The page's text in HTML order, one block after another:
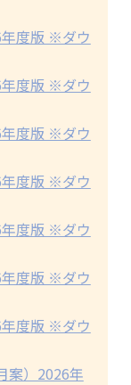
年度版 ※ダウ
年度版 ※ダウ
年度版 ※ダウ
年度版 ※ダウ
年度版 ※ダウ
年度版 ※ダウ
年度版 ※ダウ
案）2026年